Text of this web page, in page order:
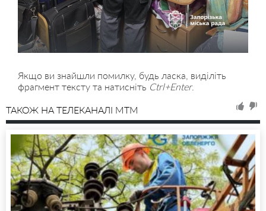
Якщо ви знайшли помилку, будь ласка, виділіть
фрагмент тексту та натисніть Ctrl+Enter.
ТАКОЖ НА ТЕЛЕКАНАЛІ MTM